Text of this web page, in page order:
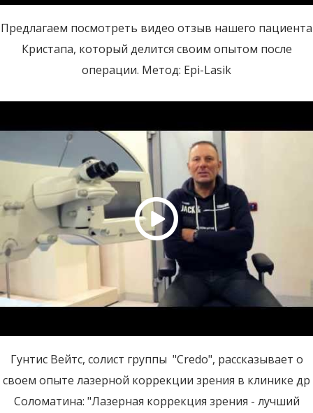
Предлагаем посмотреть видео отзыв нашего пациента
Кристапа, который делится своим опытом после
операции. Метод: Epi-Lasik
Гунтис Вейтс, солист группы "Credo", рассказывает о
своем опыте лазерной коррекции зрения в клинике др
Соломатина: "Лазерная коррекция зрения - лучший